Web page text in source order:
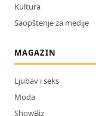
Kultura
Saopštenje za medije
MAGAZIN
Ljubav i seks
Moda
ShowBiz